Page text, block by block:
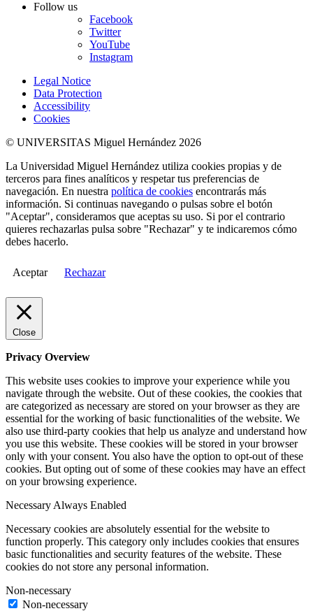
Follow us
Facebook
Twitter
YouTube
Instagram
Legal Notice
Data Protection
Accessibility
Cookies
© UNIVERSITAS Miguel Hernández 2026
La Universidad Miguel Hernández utiliza cookies propias y de
terceros para fines analíticos y respetar tus preferencias de
navegación. En nuestra política de cookies encontrarás más
información. Si continuas navegando o pulsas sobre el botón
"Aceptar", consideramos que aceptas su uso. Si por el contrario
quieres rechazarlas pulsa sobre "Rechazar" y te indicaremos cómo
debes hacerlo.
Aceptar Rechazar
Close
Privacy Overview
This website uses cookies to improve your experience while you
navigate through the website. Out of these cookies, the cookies that
are categorized as necessary are stored on your browser as they are
essential for the working of basic functionalities of the website. We
also use third-party cookies that help us analyze and understand how
you use this website. These cookies will be stored in your browser
only with your consent. You also have the option to opt-out of these
cookies. But opting out of some of these cookies may have an effect
on your browsing experience.
Necessary Always Enabled
Necessary cookies are absolutely essential for the website to
function properly. This category only includes cookies that ensures
basic functionalities and security features of the website. These
cookies do not store any personal information.
Non-necessary
Non-necessary